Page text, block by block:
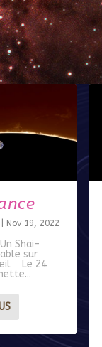
Nov 19, 2022
Shai-
sur
Le 24